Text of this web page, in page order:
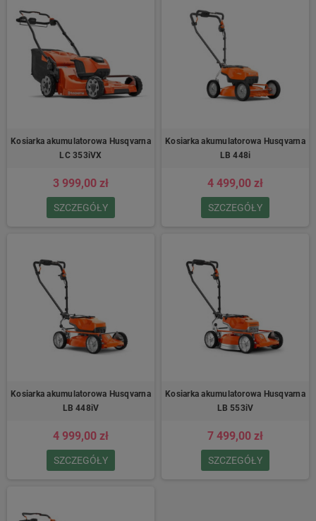
Kosiarka akumulatorowa Husqvarna
LC 353iVX
3 999,00 zł
SZCZEGÓŁY
Kosiarka akumulatorowa Husqvarna
LB 448i
4 499,00 zł
SZCZEGÓŁY
Kosiarka akumulatorowa Husqvarna
LB 448iV
4 999,00 zł
SZCZEGÓŁY
Kosiarka akumulatorowa Husqvarna
LB 553iV
7 499,00 zł
SZCZEGÓŁY